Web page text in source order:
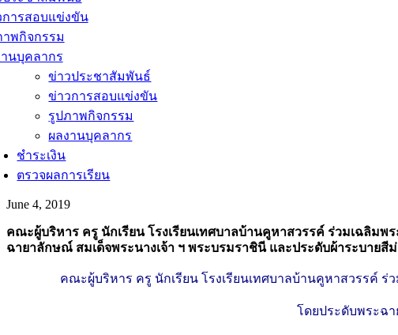
การสอบแข่งขัน
พกิจกรรม
นบุคลากร
ข่าวประชาสัมพันธ์
ข่าวการสอบแข่งขัน
รูปภาพกิจกรรม
ผลงานบุคลากร
ชำระเงิน
ตรวจผลการเรียน
June 4, 2019
คณะผู้บริหาร ครู นักเรียน โรงเรียนเทศบาลบ้านคูหาสวรรค์ ร่วมเฉลิมพ
ฉายาลักษณ์ สมเด็จพระนางเจ้า ฯ พระบรมราชินี และประดับผ้าระบาย
คณะผู้บริหาร ครู นักเรียน โรงเรียนเทศบาลบ้านคูหาสวรรค์ ร่
โดยประดับพระฉ